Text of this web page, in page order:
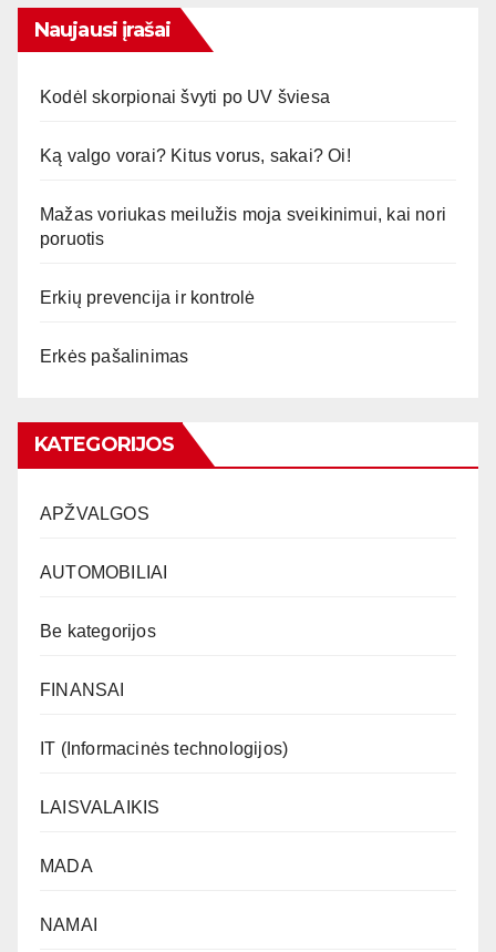
Naujausi įrašai
Kodėl skorpionai švyti po UV šviesa
Ką valgo vorai? Kitus vorus, sakai? Oi!
Mažas voriukas meilužis moja sveikinimui, kai nori
poruotis
Erkių prevencija ir kontrolė
Erkės pašalinimas
KATEGORIJOS
APŽVALGOS
AUTOMOBILIAI
Be kategorijos
FINANSAI
IT (Informacinės technologijos)
LAISVALAIKIS
MADA
NAMAI